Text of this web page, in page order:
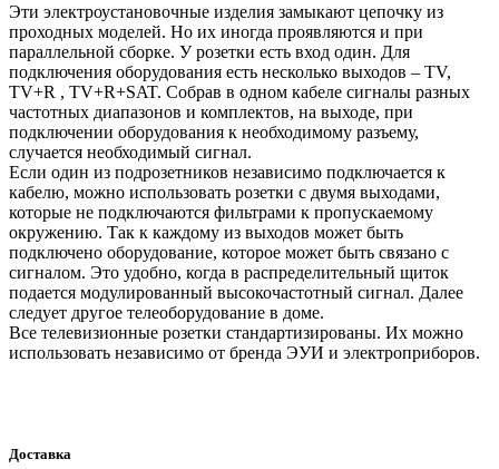
Эти электроустановочные изделия замыкают цепочку из
проходных моделей. Но их иногда проявляются и при
параллельной сборке. У розетки есть вход один. Для
подключения оборудования есть несколько выходов – TV,
TV+R , TV+R+SAT. Собрав в одном кабеле сигналы разных
частотных диапазонов и комплектов, на выходе, при
подключении оборудования к необходимому разъему,
случается необходимый сигнал.
Если один из подрозетников независимо подключается к
кабелю, можно использовать розетки с двумя выходами,
которые не подключаются фильтрами к пропускаемому
окружению. Так к каждому из выходов может быть
подключено оборудование, которое может быть связано с
сигналом. Это удобно, когда в распределительный щиток
подается модулированный высокочастотный сигнал. Далее
следует другое телеоборудование в доме.
Все телевизионные розетки стандартизированы. Их можно
использовать независимо от бренда ЭУИ и электроприборов.
Доставка